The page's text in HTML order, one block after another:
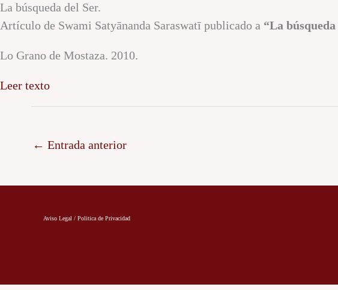
La búsqueda del Ser.
Artículo de Swami Satyānanda Saraswatī publicado a “La
Lo Grano de Mostaza. 2010.
Leer texto
← Entrada anterior
Aviso Legal / Politica de Privacidad